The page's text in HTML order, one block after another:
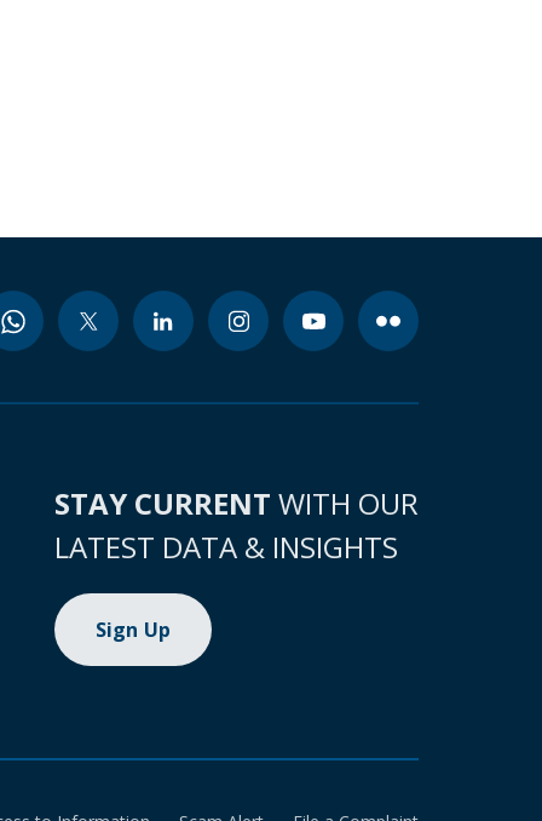
STAY CURRENT WITH OUR
LATEST DATA & INSIGHTS
Sign Up